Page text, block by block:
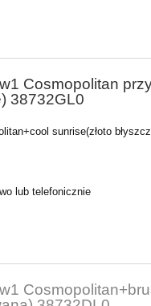
Cosmopolitan
38732GL0
sunrise(złoto
lub telefonicznie